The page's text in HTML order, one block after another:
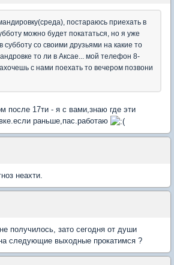
постараюсь приехать в
можно будет покататься, но я уже
субботу со своими друзьями на какие то
то ли в Аксае... мой телефон 8-
с нами поехать то вечером позвони
после 17ти - я с вами,знаю где эти
раньше,пас.работаю
неахти.
получилось, зато сегодня от души
следующие выходные прокатимся ?